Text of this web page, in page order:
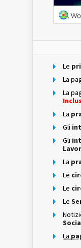
Le
La
La
La
Gli
Gli
La
Le
Le
Le
La